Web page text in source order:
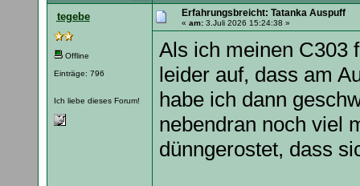
tegebe
Offline
Einträge: 796
Ich liebe dieses Forum!
Erfahrungsbreicht: Tatanka Auspuff
« am:3.Juli 2026 15:24:38 »
Als ich meinen C303
leider auf, dass am
habe ich dann
nebendran noch viel
dünngerostet, dass